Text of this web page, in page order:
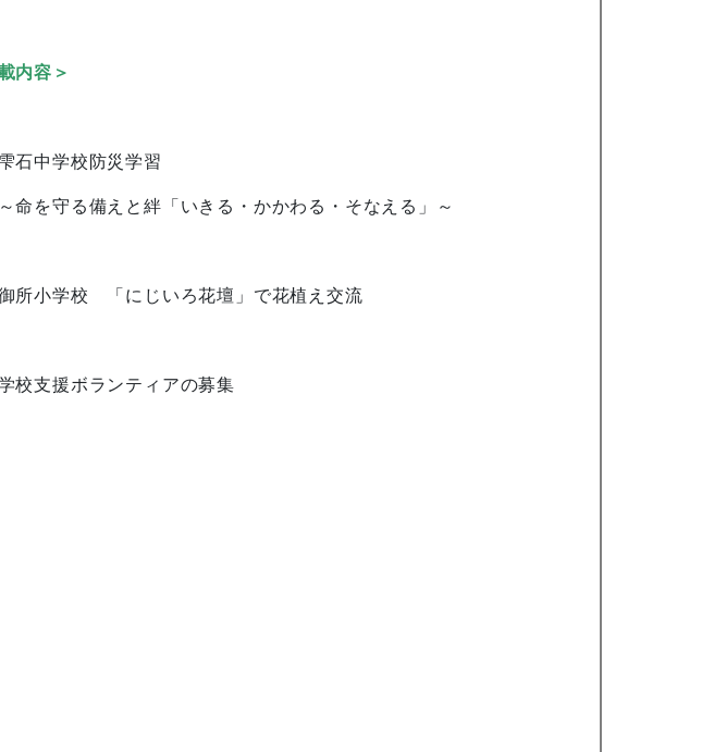
内容＞
石中学校防災学習
を守る備えと絆「いきる・かかわる・そなえる」～
所小学校 「にじいろ花壇」で花植え交流
校支援ボランティアの募集